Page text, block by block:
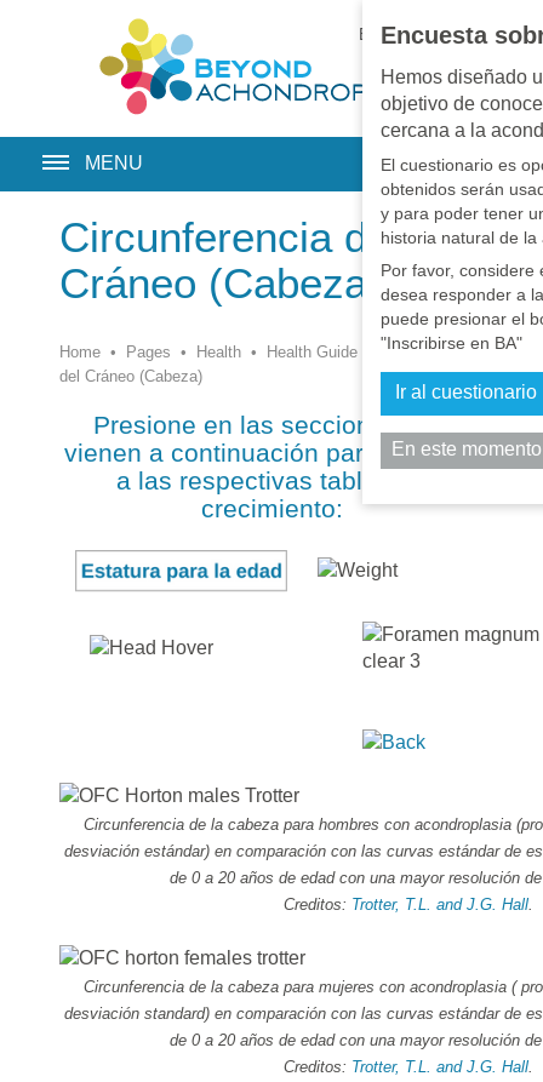
Encuesta
Hemos diseñado
objetivo de
cercana a la
El cuestionario es
obtenidos serán
y para poder tener
historia natural de la
Por favor, considere
desea responder a
puede presionar el
"Inscribirse en BA"
Ir al cuestionario
En este
EN • PT • ES • RU
MENU
Circunferencia del
Cráneo (Cabeza)
Home • Pages • Health • Health Guide
Circunferencia
del Cráneo (Cabeza)
Presione en las secciones que
vienen a continuación para acceder
a las respectivas tablas de
crecimiento:
Circunferencia de la cabeza para hombres con acondroplasia
desviación estándar) en comparación con las curvas estándar de
de 0 a 20 años de edad con una mayor resolución
Creditos: Trotter, T.L. and J.G. Hall.
Circunferencia de la cabeza para mujeres con acondroplasia (
desviación standard) en comparación con las curvas estándar de
de 0 a 20 años de edad con una mayor resolución
Creditos: Trotter, T.L. and J.G. Hall.